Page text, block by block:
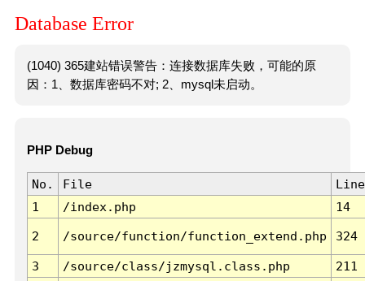
Database Error
(1040) 365建站错误警告：连接数据库失败，可能的原
因：1、数据库密码不对; 2、mysql未启动。
PHP Debug
No. File
Line
1
/index.php 14
2 /source/function/function_extend.php 324
3 /source/class/jzmysql.class.php
211